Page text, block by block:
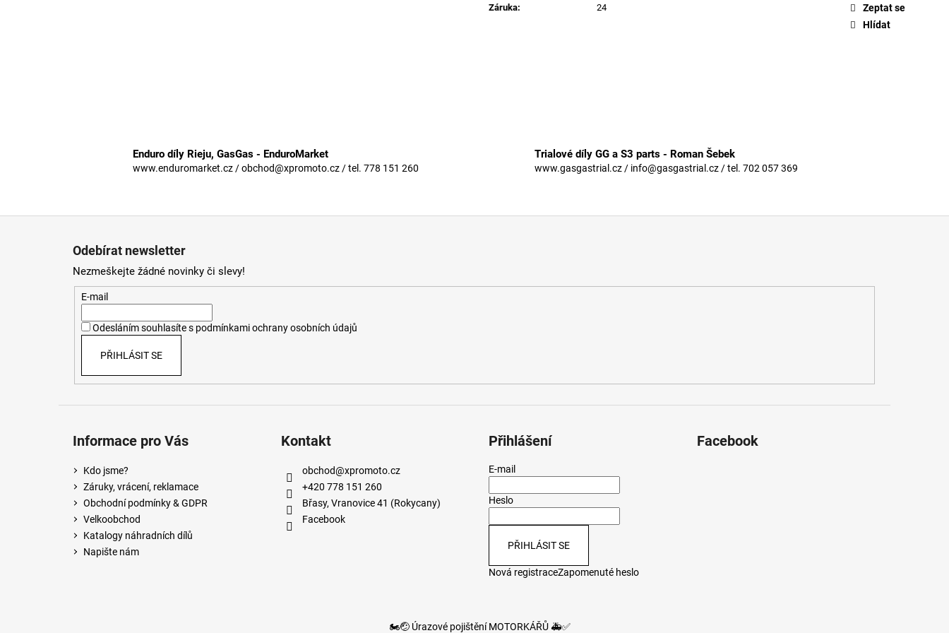
Záruka: 24
Zeptat se
Hlídat
Enduro díly Rieju, GasGas - EnduroMarket
www.enduromarket.cz / obchod@xpromoto.cz / tel. 778 151 260
Trialové díly GG a S3 parts - Roman Šebek
www.gasgastrial.cz / info@gasgastrial.cz / tel. 702 057 369
Odebírat newsletter
Nezmeškejte žádné novinky či slevy!
E-mail
Odesláním souhlasíte s podmínkami ochrany osobních údajů
PŘIHLÁSIT SE
Informace pro Vás
Kdo jsme?
Záruky, vrácení, reklamace
Obchodní podmínky & GDPR
Velkoobchod
Katalogy náhradních dílů
Napište nám
Kontakt
obchod@xpromoto.cz
+420 778 151 260
Břasy, Vranovice 41 (Rokycany)
Facebook
Přihlášení
E-mail
Heslo
PŘIHLÁSIT SE
Nová registraceZapomenuté heslo
Facebook
🏍️🤕 Úrazové pojištění MOTORKÁŘŮ 🚑✅